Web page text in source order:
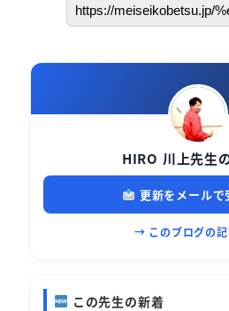
HIRO 川上先生
更新をメールで
→ このブログの記
この先生の新着